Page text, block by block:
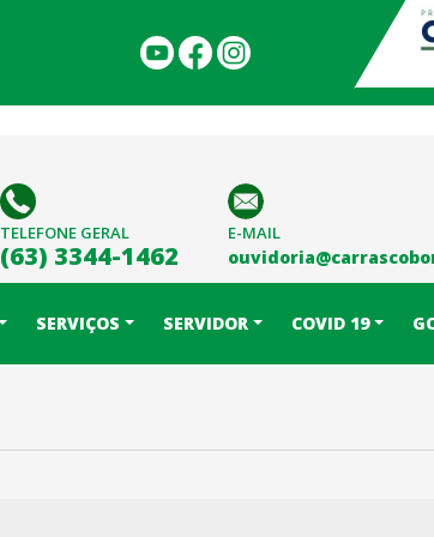
TELEFONE GERAL
(63) 3344-1462
E-MAIL
SERVIÇOS SERVIDOR COVID 19